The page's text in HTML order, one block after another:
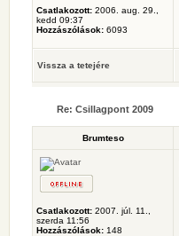
Csatlakozott: 2006. aug. 29.,
kedd 09:37
Hozzászólások: 6093
Vissza a tetejére
Re: Csillagpont 2009
Brumteso
Csatlakozott: 2007. júl. 11.,
szerda 11:56
Hozzászólások: 148